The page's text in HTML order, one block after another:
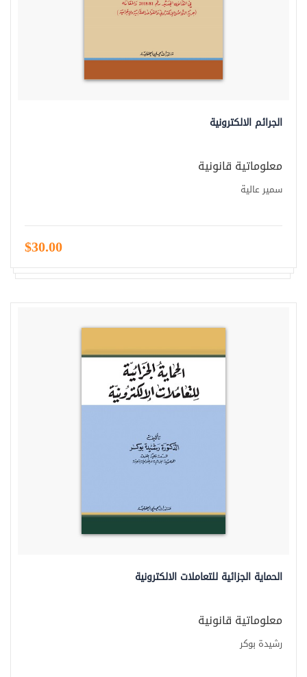
الجرائم الالكترونية
معلوماتية قانونية
سمير عالية
$30.00
الحماية الجزائية للتعاملات الالكترونية
معلوماتية قانونية
رشيدة بوكر